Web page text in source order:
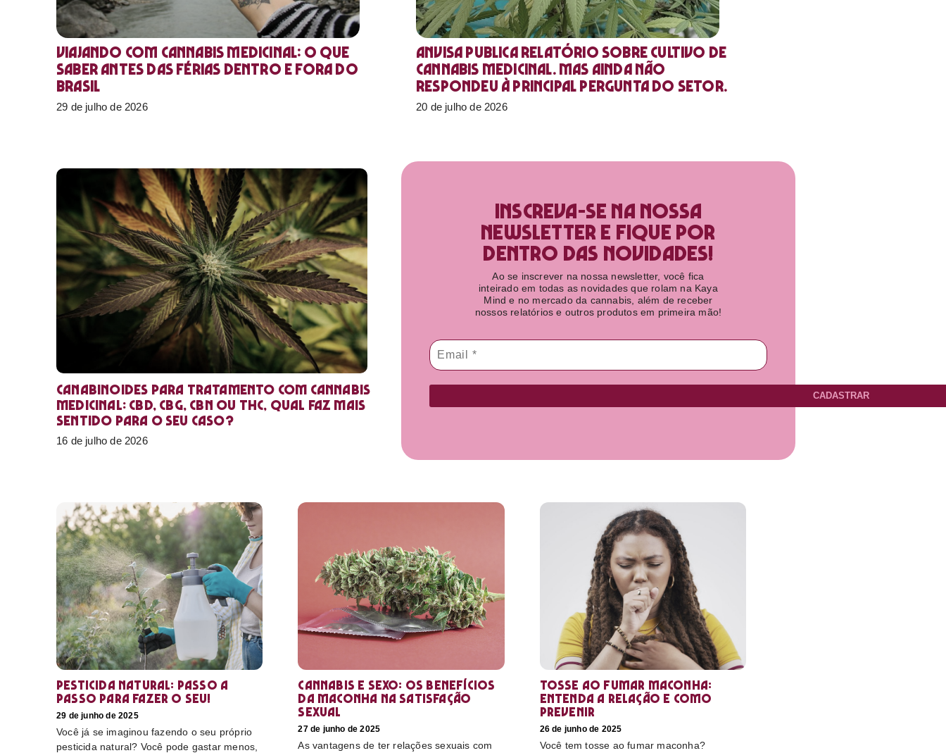
Viajando com cannabis medicinal: o que
saber antes das férias dentro e fora do
Brasil
29 de julho de 2026
Anvisa publica relatório sobre cultivo de
Cannabis medicinal. Mas ainda não
respondeu à principal pergunta do setor.
20 de julho de 2026
Canabinoides para tratamento com cannabis
medicinal: CBD, CBG, CBN ou THC, qual faz mais
sentido para o seu caso?
16 de julho de 2026
Inscreva-se na nossa
newsletter e fique por
dentro das novidades!​
Ao se inscrever na nossa newsletter, você fica
inteirado em todas as novidades que rolam na Kaya
Mind e no mercado da cannabis, além de receber
nossos relatórios e outros produtos em primeira mão!
CADASTRAR
Pesticida natural: Passo a
passo para fazer o seu!
29 de junho de 2025
Você já se imaginou fazendo o seu próprio
pesticida natural? Você pode gastar menos,
Cannabis e sexo: os benefícios
da maconha na satisfação
sexual
27 de junho de 2025
As vantagens de ter relações sexuais com
Tosse ao fumar maconha:
Entenda a relação e como
prevenir
26 de junho de 2025
Você tem tosse ao fumar maconha?